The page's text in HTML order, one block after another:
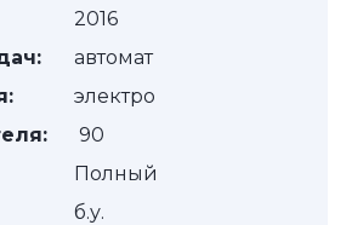
2016
автомат
электро
90
Полный
б.у.